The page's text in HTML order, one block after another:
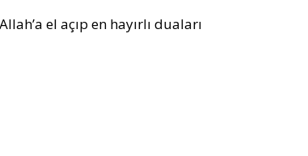
el açıp en hayırlı duaları